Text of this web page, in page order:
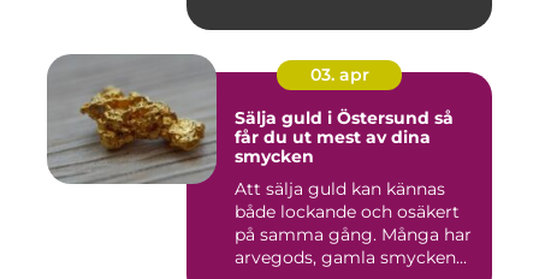
03. apr
Sälja guld i Östersund så
får du ut mest av dina
smycken
Att sälja guld kan kännas
både lockande och osäkert
på samma gång. Många har
arvegods, gamla smycken...